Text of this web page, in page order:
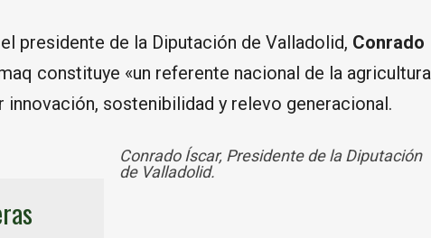
presidente de la Diputación de Valladolid, Conrado
constituye «un referente nacional de la agricultura
innovación, sostenibilidad y relevo generacional.
Conrado Íscar, Presidente de la Diputación
de Valladolid.